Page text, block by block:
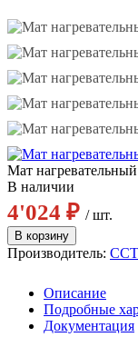
Мат
В наличии
4'024 ₽ / шт.
Производитель: ССТ
Описание
Подробные
Документация